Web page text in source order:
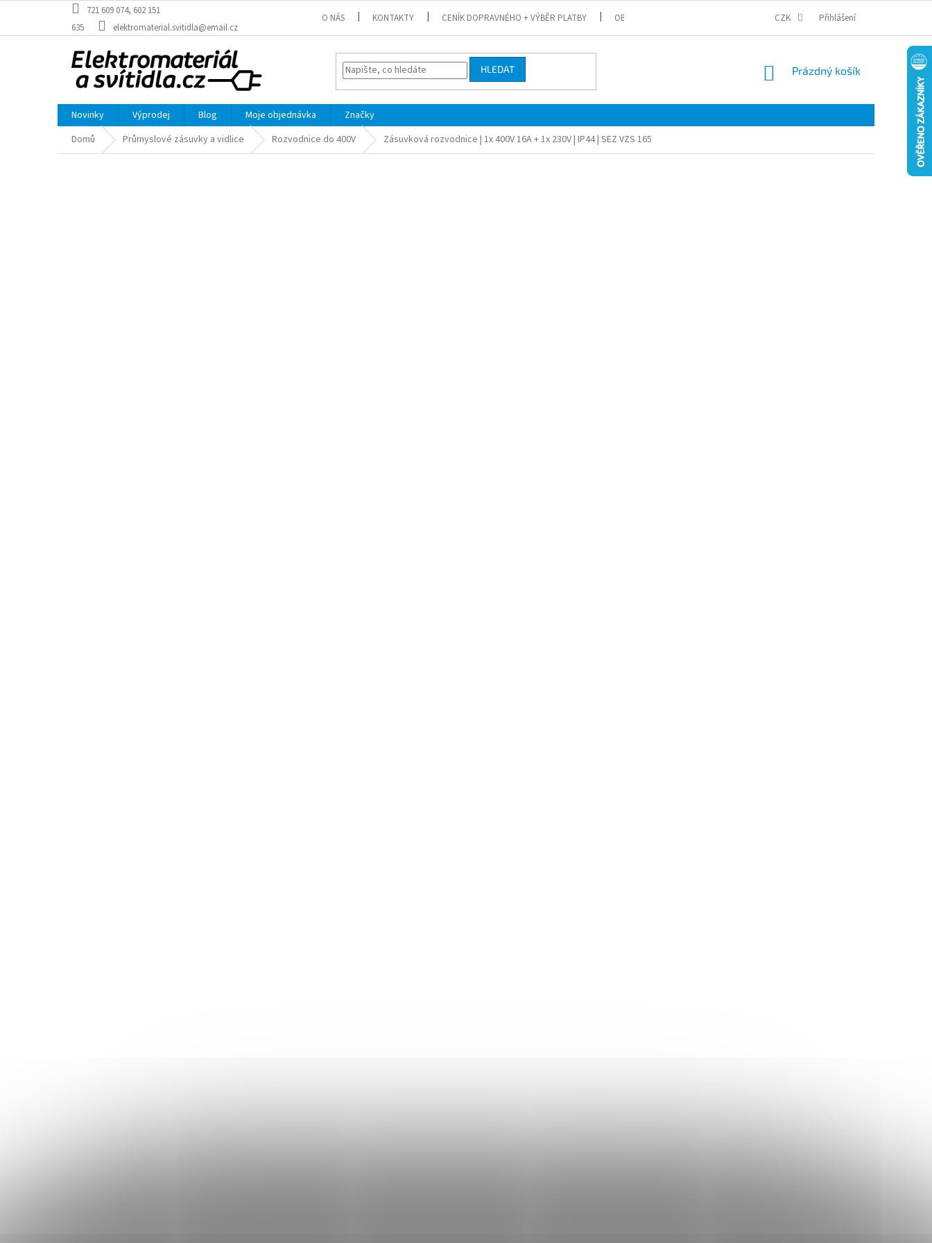
obsah
721 609 074, 602 151
635
elektromaterial.svitidla@email.cz
O NÁS KONTAKTY CENÍK DOPRAVNÉHO + VÝBĚR PLATBY OBCHODNÍ PODMÍNKY PODMÍNKY OCHRANY OSOBNÍCH ÚDAJŮ
CZK Přihlášení
HLEDAT
NÁKUPNÍ
Prázdný košík
Novinky Výprodej Blog Moje objednávka
Značky
Domů
Průmyslové zásuvky a vidlice Rozvodnice do 400V Zásuvková rozvodnice | 1x 400V 16A + 1x 230V | IP44 | SEZ VZS 165